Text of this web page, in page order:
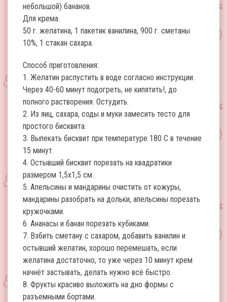
небольшой) бананов.
Для крема.
50 г. желатина, 1 пакетик ванилина, 900 г. сметаны
10%, 1 стакан сахара.
Способ приготовления:
1. Желатин распустить в воде согласно инструкции.
Через 40-60 минут подогреть, не кипятить!, до
полного растворения. Остудить.
2. Из яиц, сахара, соды и муки замесить тесто для
простого бисквита.
3. Выпекать бисквит при температуре 180 С в течение
15 минут.
4. Остывший бисквит порезать на квадратики
размером 1,5х1,5 см.
5. Апельсины и мандарины очистить от кожуры,
мандарины разобрать на дольки, апельсины порезать
кружочками.
6. Ананасы и банан порезать кубиками.
7. Взбить сметану с сахаром, добавить ванилин и
остывший желатин, хорошо перемешать, если
желатина достаточно, то уже через 10 минут крем
начнёт застывать, делать нужно всё быстро.
8. Фрукты красиво выложить на дно формы с
разъемными бортами.